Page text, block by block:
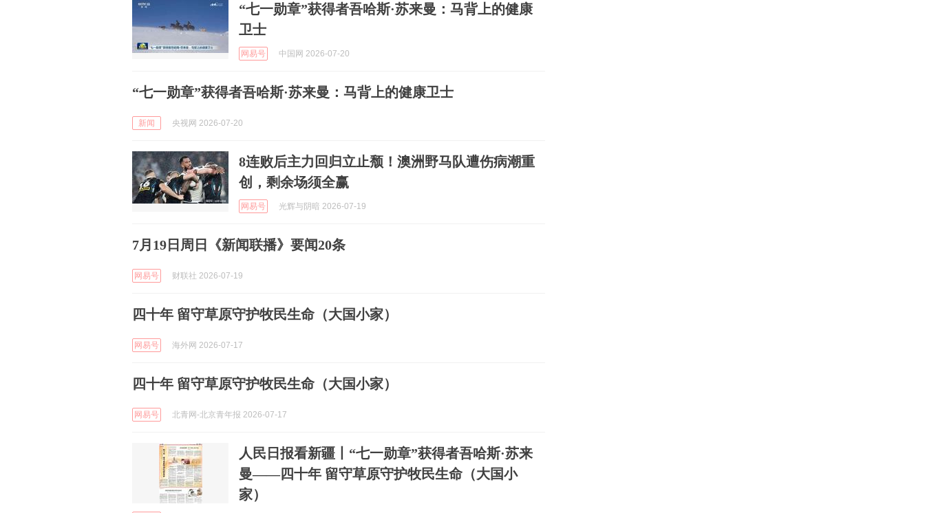
“七一勋章”获得者吾哈斯·苏来曼：马背上的健康
卫士
网易号 中国网 2026-07-20
“七一勋章”获得者吾哈斯·苏来曼：马背上的健康卫士
新闻 央视网 2026-07-20
8连败后主力回归立止颓！澳洲野马队遭伤病潮重
创，剩余场须全赢
网易号 光辉与阴暗 2026-07-19
7月19日周日《新闻联播》要闻20条
网易号 财联社 2026-07-19
四十年 留守草原守护牧民生命（大国小家）
网易号 海外网 2026-07-17
四十年 留守草原守护牧民生命（大国小家）
网易号 北青网-北京青年报 2026-07-17
人民日报看新疆丨“七一勋章”获得者吾哈斯·苏来
曼——四十年 留守草原守护牧民生命（大国小
家）